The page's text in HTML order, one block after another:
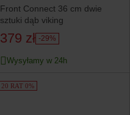
Front Connect 36 cm dwie
sztuki dąb viking
379 zł -29%
Wysyłamy w 24h
20 RAT 0%